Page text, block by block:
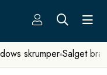
skrumper Salget